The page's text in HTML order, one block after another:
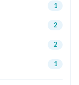
1
2
2
1